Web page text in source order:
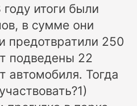
итоги были
в сумме они
предотвратили 250
подведены 22
автомобиля. Тогда